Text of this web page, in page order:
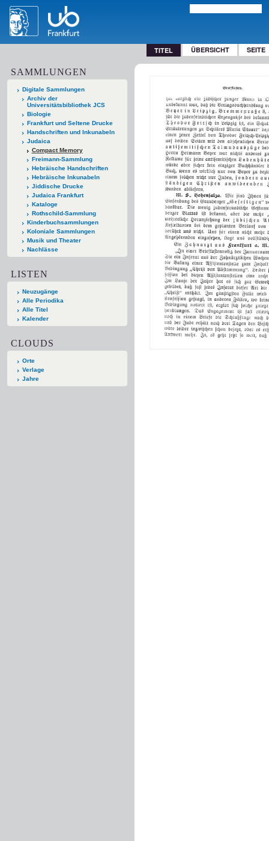
TITEL ÜBERSICHT SEITE
SAMMLUNGEN
Digitale Sammlungen
Archiv der
Universitätsbibliothek JCS
Biologie
Frankfurt und Seltene Drucke
Handschriften und Inkunabeln
Judaica
Compact Memory
Freimann-Sammlung
Hebräische Handschriften
Hebräische Inkunabeln
Jiddische Drucke
Judaica Frankfurt
Kataloge
Rothschild-Sammlung
Kinderbuchsammlungen
Koloniale Sammlungen
Musik und Theater
Nachlässe
LISTEN
Neuzugänge
Alle Periodika
Alle Titel
Kalender
CLOUDS
Orte
Verlage
Jahre